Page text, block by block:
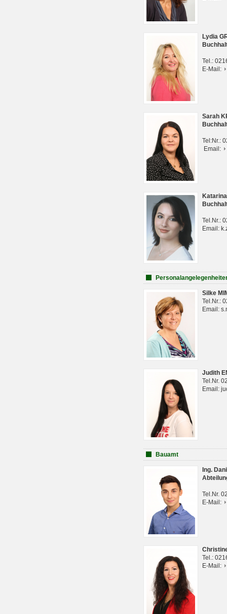
Lydia
Tel.:
E-Mail:
Sarah
Tel:Nr.:
Email:
Tel.Nr.:
Email:
Silke
Tel.Nr.:
Email:
Judith
Tel.Nr.
Email:
Bauamt
Ing.
Tel.Nr.
E-Mail:
Tel.:
E-Mail: